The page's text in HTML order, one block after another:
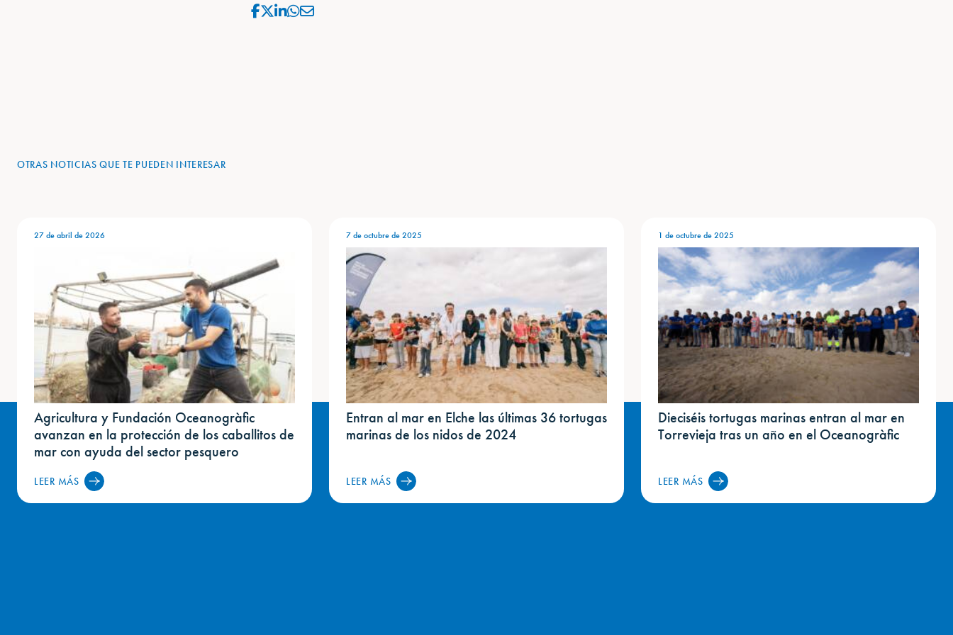
OTRAS NOTICIAS QUE TE PUEDEN INTERESAR
27 de abril de 2026
Agricultura y Fundación Oceanogràfic
avanzan en la protección de los caballitos de
mar con ayuda del sector pesquero
LEER MÁS
7 de octubre de 2025
Entran al mar en Elche las últimas 36 tortugas
marinas de los nidos de 2024
LEER MÁS
1 de octubre de 2025
Dieciséis tortugas marinas entran al mar en
Torrevieja tras un año en el Oceanogràfic
LEER MÁS